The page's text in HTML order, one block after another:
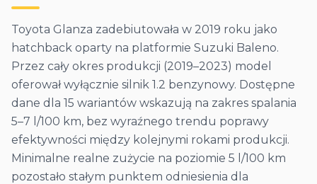
Toyota Glanza zadebiutowała w 2019 roku jako
hatchback oparty na platformie Suzuki Baleno.
Przez cały okres produkcji (2019–2023) model
oferował wyłącznie silnik 1.2 benzynowy. Dostępne
dane dla 15 wariantów wskazują na zakres spalania
5–7 l/100 km, bez wyraźnego trendu poprawy
efektywności między kolejnymi rokami produkcji.
Minimalne realne zużycie na poziomie 5 l/100 km
pozostało stałym punktem odniesienia dla